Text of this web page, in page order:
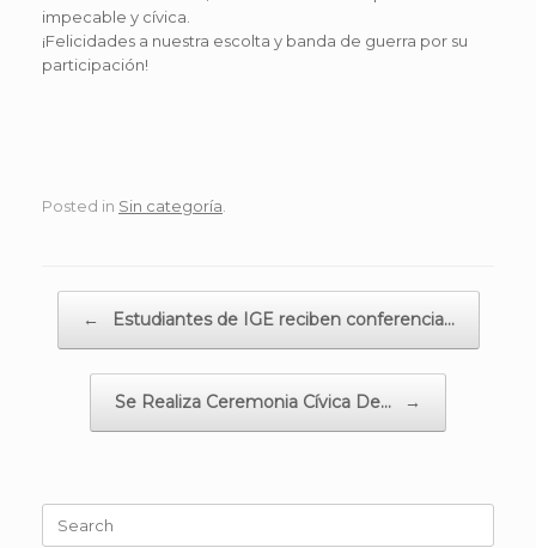
impecable y cívica.
¡Felicidades a nuestra escolta y banda de guerra por su
participación!
Posted in Sin categoría.
← Estudiantes de IGE reciben conferencia…
Se Realiza Ceremonia Cívica De… →
for: